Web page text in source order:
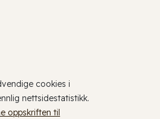
cookies i
nettsidestatistikk.
oppskriften til